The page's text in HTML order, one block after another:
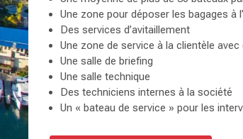
Une zone pour déposer les bagages à
Des services d’avitaillement
Une zone de service à la clientèle avec
Une salle de briefing
Une salle technique
Des techniciens internes à la société
Un « bateau de service » pour les